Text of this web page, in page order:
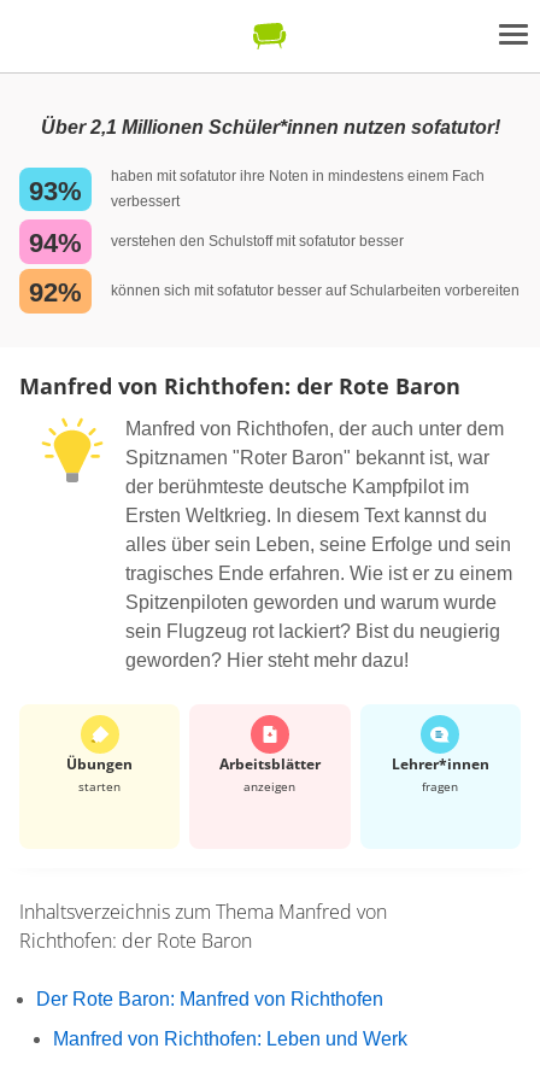
Über 2,1 Millionen Schüler*innen nutzen sofatutor!
93%
haben mit sofatutor ihre Noten in mindestens einem Fach
verbessert
94% verstehen den Schulstoff mit sofatutor besser
92% können sich mit sofatutor besser auf Schularbeiten vorbereiten
Manfred von Richthofen: der Rote Baron
Manfred von Richthofen, der auch unter dem
Spitznamen "Roter Baron" bekannt ist, war
der berühmteste deutsche Kampfpilot im
Ersten Weltkrieg. In diesem Text kannst du
alles über sein Leben, seine Erfolge und sein
tragisches Ende erfahren. Wie ist er zu einem
Spitzenpiloten geworden und warum wurde
sein Flugzeug rot lackiert? Bist du neugierig
geworden? Hier steht mehr dazu!
Übungen
starten
Arbeits­blätter
anzeigen
Lehrer*​innen
fragen
Inhaltsverzeichnis zum Thema Manfred von
Richthofen: der Rote Baron
Der Rote Baron: Manfred von Richthofen
Manfred von Richthofen: Leben und Werk